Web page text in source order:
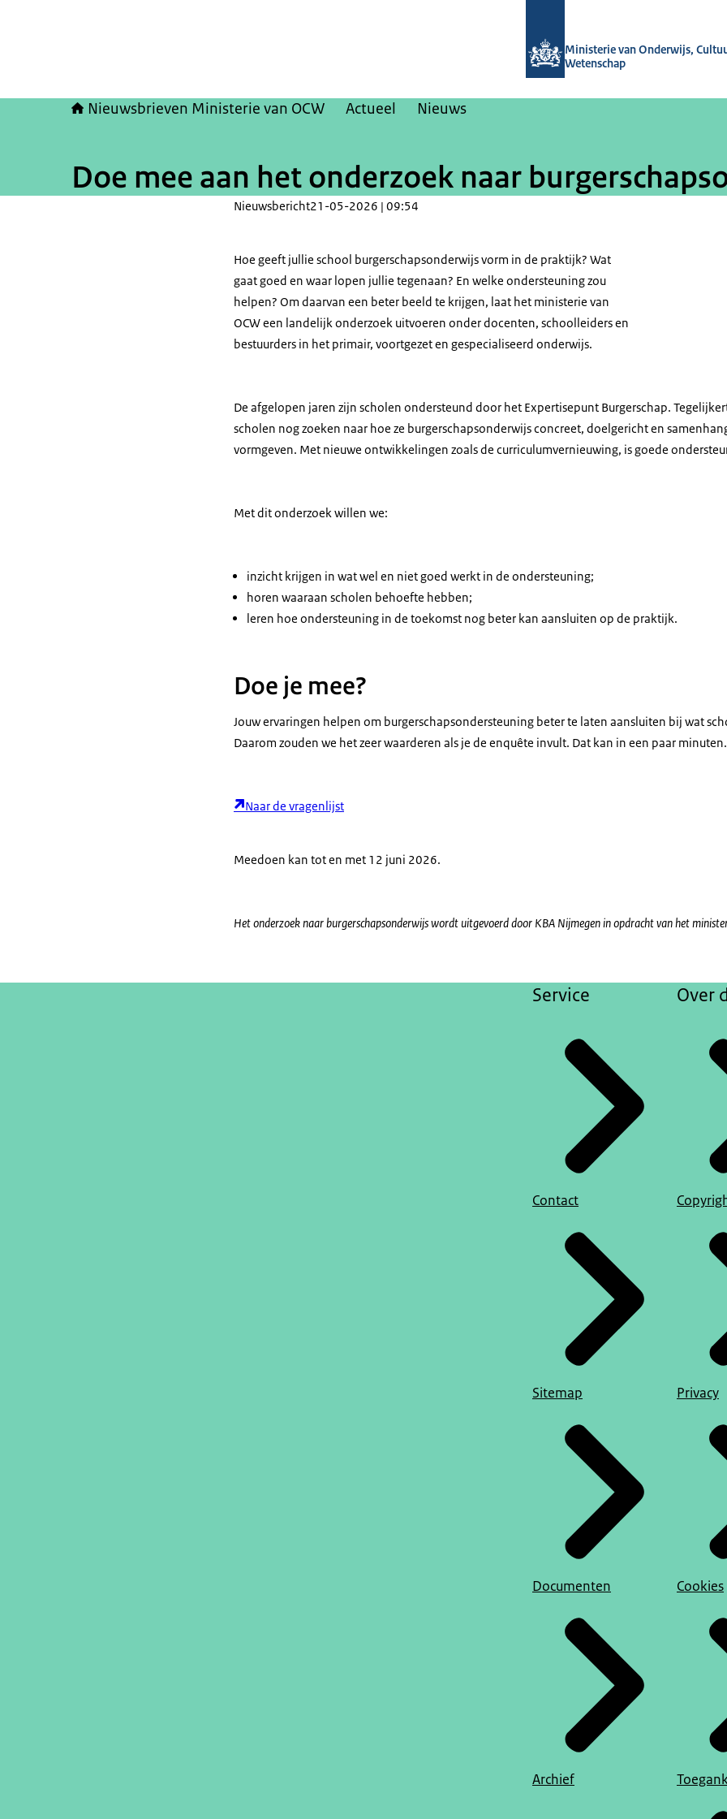
Ministerie van Onderwijs,
Wetenschap
Nieuwsbrieven Ministerie van OCW Actueel Nieuws
Doe mee aan het onderzoek naar
Nieuwsbericht21-05-2026 | 09:54
Hoe geeft jullie school burgerschapsonderwijs vorm in de praktijk? Wat
gaat goed en waar lopen jullie tegenaan? En welke ondersteuning zou
helpen? Om daarvan een beter beeld te krijgen, laat het ministerie van
OCW een landelijk onderzoek uitvoeren onder docenten, schoolleiders en
bestuurders in het primair, voortgezet en gespecialiseerd onderwijs.
De afgelopen jaren zijn scholen ondersteund door het Expertisepunt Burgerschap.
scholen nog zoeken naar hoe ze burgerschapsonderwijs concreet, doelgericht en
vormgeven. Met nieuwe ontwikkelingen zoals de curriculumvernieuwing, is goede
Met dit onderzoek willen we:
inzicht krijgen in wat wel en niet goed werkt in de ondersteuning;
horen waaraan scholen behoefte hebben;
leren hoe ondersteuning in de toekomst nog beter kan aansluiten op de praktijk.
Doe je mee?
Jouw ervaringen helpen om burgerschapsondersteuning beter te laten aansluiten bij wat
Daarom zouden we het zeer waarderen als je de enquête invult. Dat kan in een paar
Naar de vragenlijst
Meedoen kan tot en met 12 juni 2026.
Het onderzoek naar burgerschapsonderwijs wordt uitgevoerd door KBA Nijmegen in opdracht van het
Service
Contact
Sitemap
Documenten
Archief
Over
Privacy
Cookies